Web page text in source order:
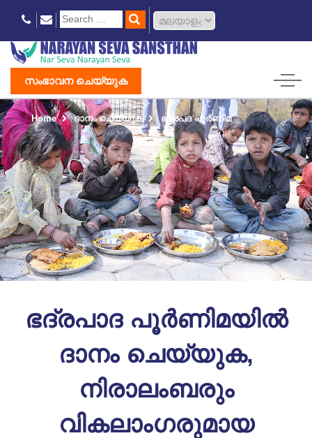
സംഭാവന ചെയ്യുക
Home ദാനം ചെയ്യുക ഭദ്രപദ പൂർണിമ
ഭദ്രപാദ പൂർണിമയിൽ
ദാനം ചെയ്യുക,
നിരാലംബരും
വികലാംഗരുമായ